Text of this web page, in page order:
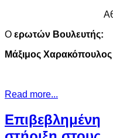
Ο ερωτών Βουλευτής:
Μάξιμος Χαρακόπουλος
Read more...
Επιβεβλημένη